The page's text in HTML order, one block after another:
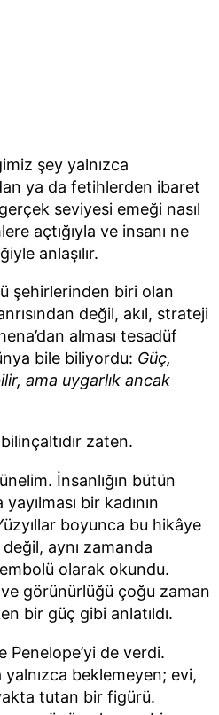
şey yalnızca
ya da fetihlerden ibaret
seviyesi emeği nasıl
açtığıyla ve insanı ne
anlaşılır.
şehirlerinden biri olan
değil, akıl, strateji
alması tesadüf
bile biliyordu: Güç,
ama uygarlık ancak
zaten.
İnsanlığın bütün
bir kadının
boyunca bu hikâye
aynı zamanda
olarak okundu.
ve görünürlüğü çoğu zaman
bir güç gibi anlatıldı.
Penelope’yi de verdi.
beklemeyen; evi,
tutan bir figürü.